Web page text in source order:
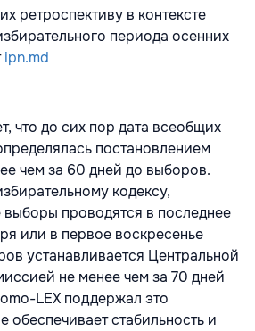
ретроспективу в контексте
периода осенних
ipn.md
что до сих пор дата всеобщих
постановлением
чем за 60 дней до выборов.
кодексу,
проводятся в последнее
или в первое воскресенье
устанавливается Центральной
не менее чем за 70 дней
LEX поддержал это
обеспечивает стабильность и